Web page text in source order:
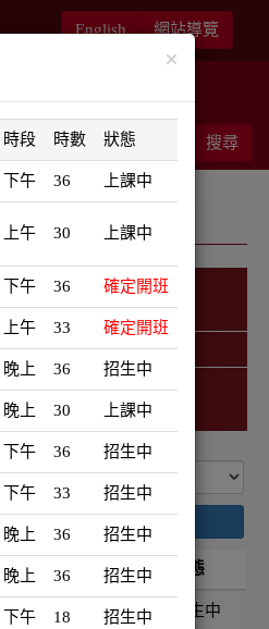
English 網站導覽
搜尋
習地圖
彈跳視窗)
時段 時數 狀態
下午 33 招生中
×
時段 時數 狀態
下午 36 上課中
上午 30 上課中
下午 36 確定開班
上午 33 確定開班
晚上 36 招生中
晚上 30 上課中
下午 36 招生中
下午 33 招生中
晚上 36 招生中
晚上 36 招生中
下午 18 招生中